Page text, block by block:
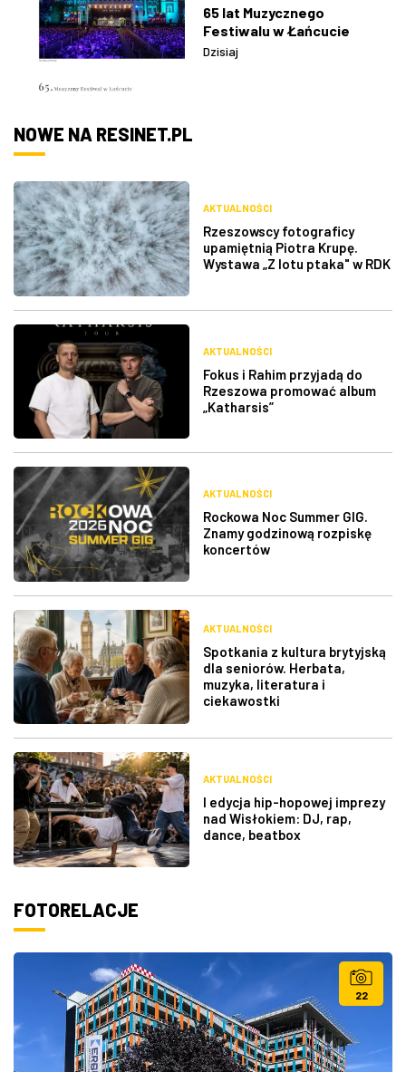
65 lat Muzycznego
Festiwalu w Łańcucie
Dzisiaj
NOWE NA RESINET.PL
AKTUALNOŚCI
Rzeszowscy fotograficy
upamiętnią Piotra Krupę.
Wystawa „Z lotu ptaka" w RDK
AKTUALNOŚCI
Fokus i Rahim przyjadą do
Rzeszowa promować album
„Katharsis”
AKTUALNOŚCI
Rockowa Noc Summer GIG.
Znamy godzinową rozpiskę
koncertów
AKTUALNOŚCI
Spotkania z kultura brytyjską
dla seniorów. Herbata,
muzyka, literatura i
ciekawostki
AKTUALNOŚCI
I edycja hip-hopowej imprezy
nad Wisłokiem: DJ, rap,
dance, beatbox
FOTORELACJE
22